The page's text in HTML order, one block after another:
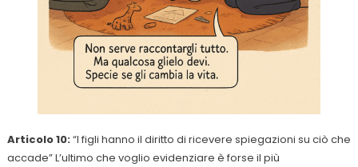
Articolo 10:“I figli hanno il diritto di ricevere spiegazioni su ciò che
accade” L’ultimo che voglio evidenziare è forse il più